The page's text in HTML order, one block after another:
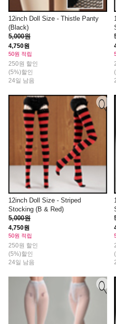
12inch Doll Size - Thistle Panty
(Black)
5,000원
4,750원
50원 적립
250원 할인
(5%)할인
24일 남음
12inch Doll Size - Striped
Stocking (B & Red)
5,000원
4,750원
50원 적립
250원 할인
(5%)할인
24일 남음